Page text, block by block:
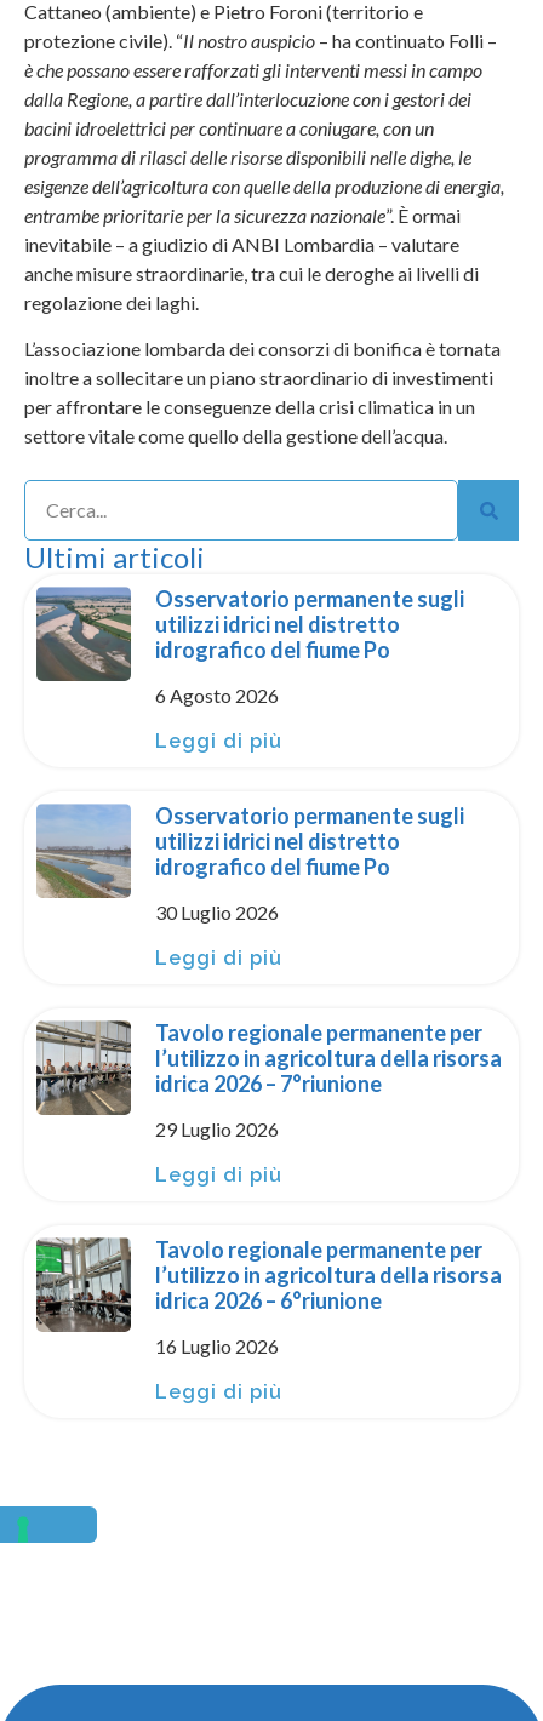
Cattaneo (ambiente) e Pietro Foroni (territorio e
protezione civile). “Il nostro auspicio – ha continuato Folli –
è che possano essere rafforzati gli interventi messi in campo
dalla Regione, a partire dall’interlocuzione con i gestori dei
bacini idroelettrici per continuare a coniugare, con un
programma di rilasci delle risorse disponibili nelle dighe, le
esigenze dell’agricoltura con quelle della produzione di energia,
entrambe prioritarie per la sicurezza nazionale”. È ormai
inevitabile – a giudizio di ANBI Lombardia – valutare
anche misure straordinarie, tra cui le deroghe ai livelli di
regolazione dei laghi.
L’associazione lombarda dei consorzi di bonifica è tornata
inoltre a sollecitare un piano straordinario di investimenti
per affrontare le conseguenze della crisi climatica in un
settore vitale come quello della gestione dell’acqua.
Ultimi articoli
Osservatorio permanente sugli
utilizzi idrici nel distretto
idrografico del fiume Po
6 Agosto 2026
Leggi di più
Osservatorio permanente sugli
utilizzi idrici nel distretto
idrografico del fiume Po
30 Luglio 2026
Leggi di più
Tavolo regionale permanente per
l’utilizzo in agricoltura della risorsa
idrica 2026 – 7°riunione
29 Luglio 2026
Leggi di più
Tavolo regionale permanente per
l’utilizzo in agricoltura della risorsa
idrica 2026 – 6°riunione
16 Luglio 2026
Leggi di più